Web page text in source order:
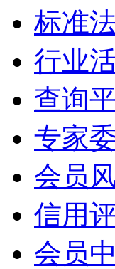
标准
行业
查询
专家
会员
信用
会员